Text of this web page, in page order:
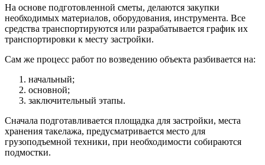
На основе подготовленной сметы, делаются закупки
необходимых материалов, оборудования, инструмента. Все
средства транспортируются или разрабатывается график их
транспортировки к месту застройки.
Сам же процесс работ по возведению объекта разбивается на:
начальный;
основной;
заключительный этапы.
Сначала подготавливается площадка для застройки, места
хранения такелажа, предусматривается место для
грузоподъемной техники, при необходимости собираются
подмостки.